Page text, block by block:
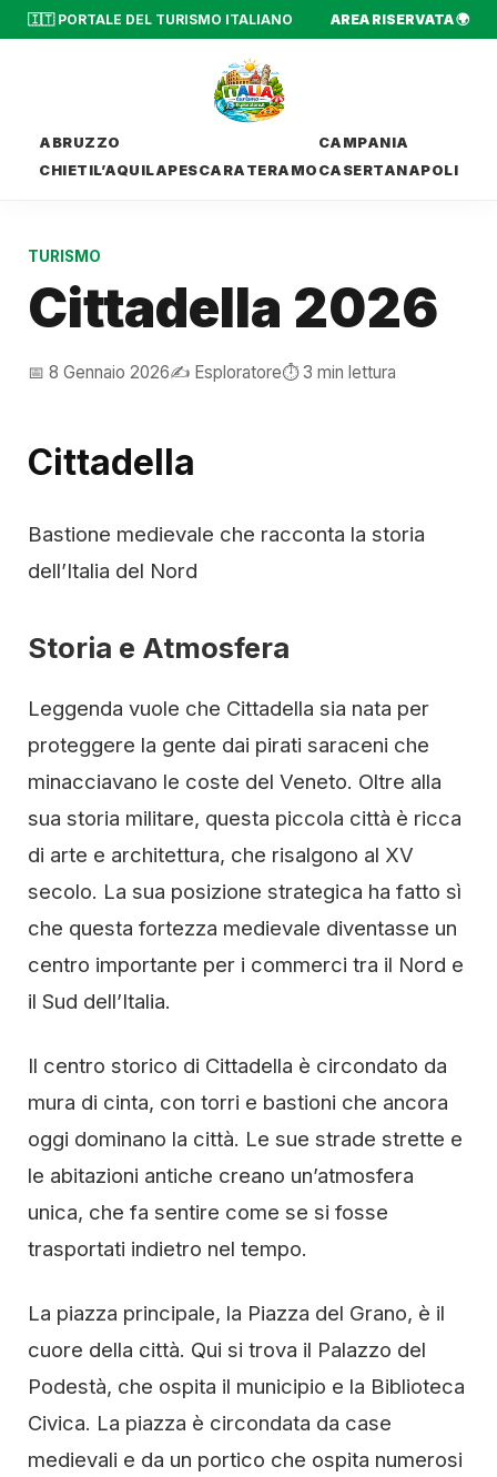
🇮🇹 PORTALE DEL TURISMO ITALIANO AREA RISERVATA 🌍
ABRUZZO
CHIETIL’AQUILAPESCARA TERAMO
CAMPANIA
CASERTANAPOLI
TURISMO
Cittadella 2026
📅 8 Gennaio 2026✍️ Esploratore⏱️ 3 min lettura
Cittadella
Bastione medievale che racconta la storia
dell’Italia del Nord
Storia e Atmosfera
Leggenda vuole che Cittadella sia nata per
proteggere la gente dai pirati saraceni che
minacciavano le coste del Veneto. Oltre alla
sua storia militare, questa piccola città è ricca
di arte e architettura, che risalgono al XV
secolo. La sua posizione strategica ha fatto sì
che questa fortezza medievale diventasse un
centro importante per i commerci tra il Nord e
il Sud dell’Italia.
Il centro storico di Cittadella è circondato da
mura di cinta, con torri e bastioni che ancora
oggi dominano la città. Le sue strade strette e
le abitazioni antiche creano un’atmosfera
unica, che fa sentire come se si fosse
trasportati indietro nel tempo.
La piazza principale, la Piazza del Grano, è il
cuore della città. Qui si trova il Palazzo del
Podestà, che ospita il municipio e la Biblioteca
Civica. La piazza è circondata da case
medievali e da un portico che ospita numerosi